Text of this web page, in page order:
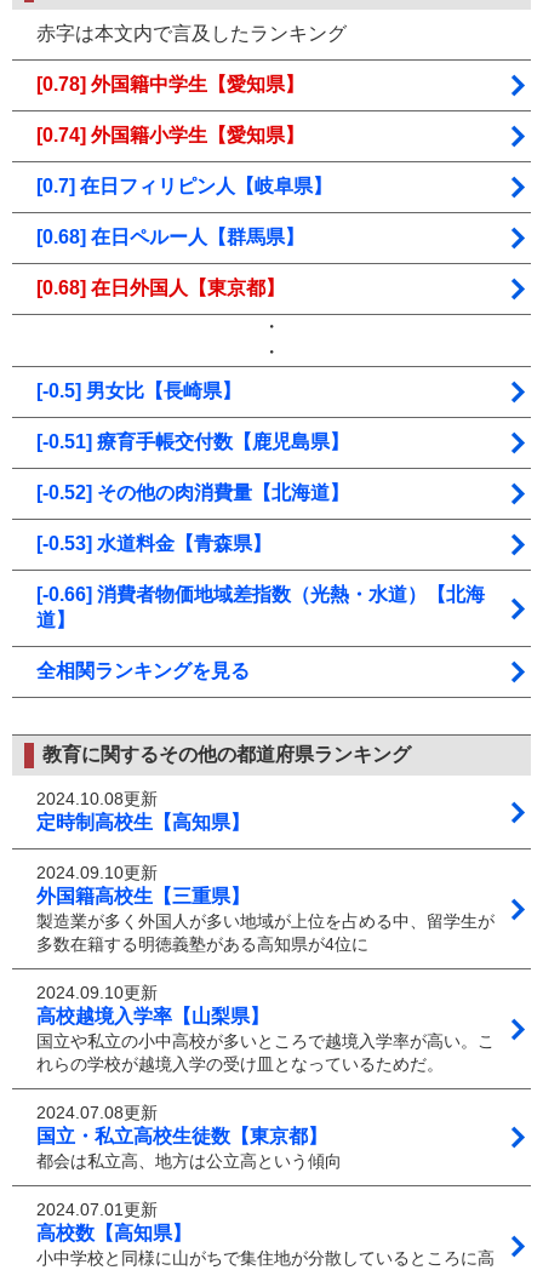
赤字は本文内で言及したランキング
[0.78] 外国籍中学生【愛知県】
[0.74] 外国籍小学生【愛知県】
[0.7] 在日フィリピン人【岐阜県】
[0.68] 在日ペルー人【群馬県】
[0.68] 在日外国人【東京都】
・
・
[-0.5] 男女比【長崎県】
[-0.51] 療育手帳交付数【鹿児島県】
[-0.52] その他の肉消費量【北海道】
[-0.53] 水道料金【青森県】
[-0.66] 消費者物価地域差指数（光熱・水道）【北海
道】
全相関ランキングを見る
教育に関するその他の都道府県ランキング
2024.10.08更新
定時制高校生【高知県】
2024.09.10更新
外国籍高校生【三重県】
製造業が多く外国人が多い地域が上位を占める中、留学生が
多数在籍する明徳義塾がある高知県が4位に
2024.09.10更新
高校越境入学率【山梨県】
国立や私立の小中高校が多いところで越境入学率が高い。こ
れらの学校が越境入学の受け皿となっているためだ。
2024.07.08更新
国立・私立高校生徒数【東京都】
都会は私立高、地方は公立高という傾向
2024.07.01更新
高校数【高知県】
小中学校と同様に山がちで集住地が分散しているところに高